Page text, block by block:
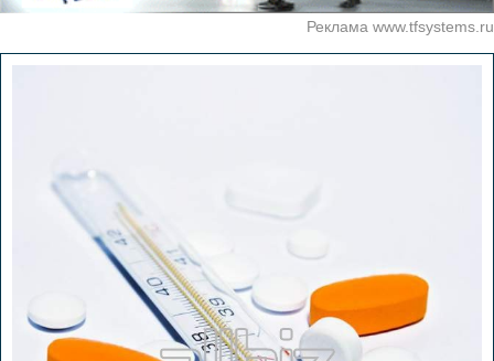
Реклама www.tfsystems.ru